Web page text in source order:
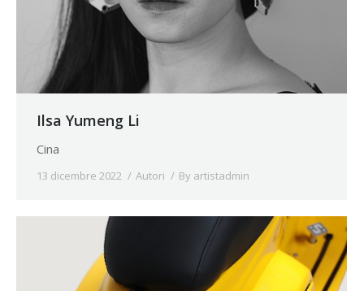
Ilsa Yumeng Li
Cina
13 dicembre 2022 Autori By artistadmin